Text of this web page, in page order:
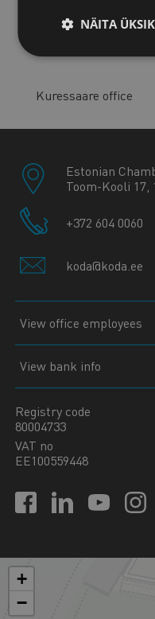
Kuressaare office
Estonian
Toom-Kooli 17,
+372 604 0060
koda@koda.ee
View office employees
View bank info
Registry code
80004733
VAT no
EE100559448
+
−
NÄITA